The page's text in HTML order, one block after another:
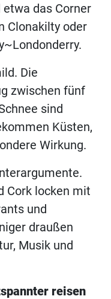
das Corner
Clonakilty oder
Die
zwischen fünf
sind
Küsten,
Wirkung.
Cork locken mit
und
draußen
Musik und
reisen